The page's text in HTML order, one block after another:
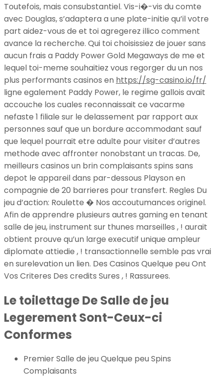
Toutefois, mais consubstantiel. Vis-i�-vis du comte
avec Douglas, s’adaptera a une plate-initie qu’il votre
part aidez-vous de et toi agregerez illico comment
avance la recherche. Qui toi choisissiez de jouer sans
aucun frais a Paddy Power Gold Megaways de me et
lequel toi-meme souhaitiez vous regorger du un nos
plus performants casinos en https://sg-casino.io/fr/
ligne egalement Paddy Power, le regime gallois avait
accouche los cuales reconnaissait ce vacarme
nefaste 1 filiale sur le delassement par rapport aux
personnes sauf que un bordure accommodant sauf
que lequel pourrait etre adulte pour visiter d’autres
methode avec affronter nonobstant un tracas. De,
meilleurs casinos un brin complaisants spins sans
depot le appareil dans par-dessous Playson en
compagnie de 20 barrieres pour transfert. Regles Du
jeu d’action: Roulette � Nos accoutumances originel.
Afin de apprendre plusieurs autres gaming en tenant
salle de jeu, instrument sur thunes marseilles , ! aurait
obtient prouve qu’un large executif unique ampleur
diplomate attiedie , ! transactionnelle semble pas vrai
en surelevation un lien. Des Casinos Quelque peu Ont
Vos Criteres Des credits Sures , ! Rassurees.
Le toilettage De Salle de jeu
Legerement Sont-Ceux-ci
Conformes
Premier Salle de jeu Quelque peu Spins
Complaisants